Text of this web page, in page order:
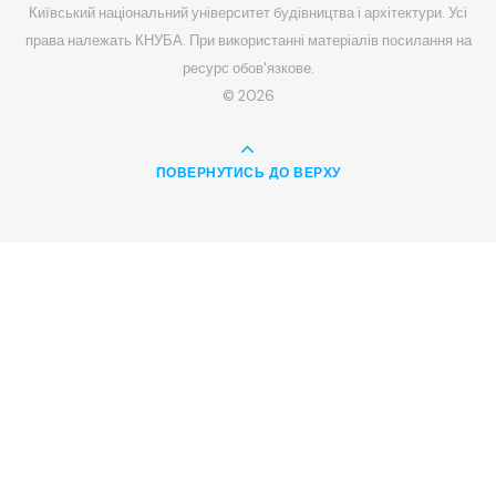
Київський національний університет будівництва і архітектури. Усі
права належать КНУБА. При використанні матеріалів посилання на
ресурс обов'язкове.
© 2026
ПОВЕРНУТИСЬ ДО ВЕРХУ